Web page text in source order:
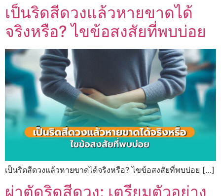
เป็นริดสีดวงแล้วหายขาดได้
จริงหรือ? ไขข้อสงสัยที่พบบ่อย
เป็นริดสีดวงแล้วหายขาดได้จริงหรือ? ไขข้อสงสัยที่พบบ่อย […]
ผ่าตัดริดสีดวง: เตรียมตัวอย่าง